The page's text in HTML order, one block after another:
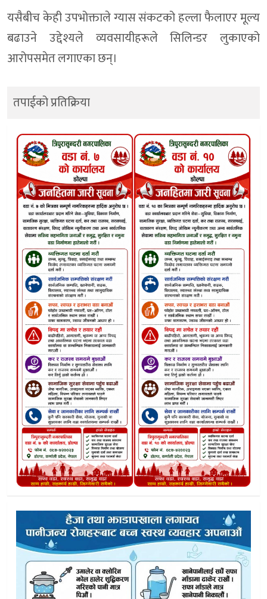
यसैबीच केही उपभोक्ताले ग्यास संकटको हल्ला फैलाएर मूल्य
बढाउने उद्देश्यले व्यवसायीहरूले सिलिन्डर लुकाएको
आरोपसमेत लगाएका छन्।
तपाईको प्रतिक्रिया